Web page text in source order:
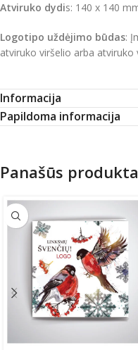
Atviruko dydis: 140 x 140
Logotipo uždėjimo būdas:
atviruko viršelio arba atviruko
Informacija
Papildoma informacija
Panašūs